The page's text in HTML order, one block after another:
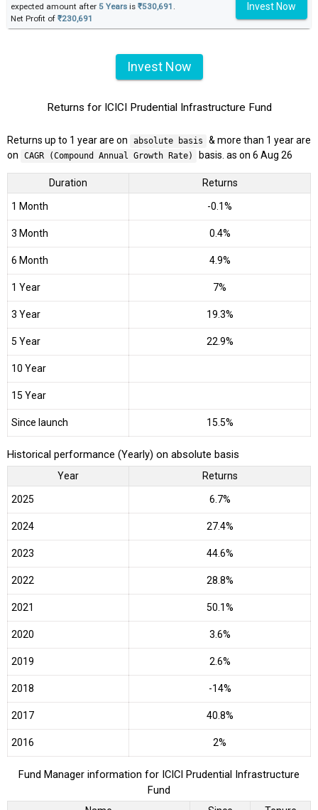
expected amount after 5 Years is ₹530,691 .
Net Profit of ₹230,691
Invest Now
Invest Now
Returns for ICICI Prudential Infrastructure Fund
Returns up to 1 year are on absolute basis
& more than 1 year are
on
CAGR (Compound Annual Growth Rate) basis. as on 6 Aug 26
Duration Returns
1 Month -0.1%
3 Month 0.4%
6 Month 4.9%
1 Year 7%
3 Year 19.3%
5 Year 22.9%
10 Year
15 Year
Since launch 15.5%
Historical performance (Yearly) on absolute basis
Year Returns
2025 6.7%
2024 27.4%
2023 44.6%
2022 28.8%
2021 50.1%
2020 3.6%
2019 2.6%
2018 -14%
2017 40.8%
2016 2%
Fund Manager information for ICICI Prudential Infrastructure
Fund